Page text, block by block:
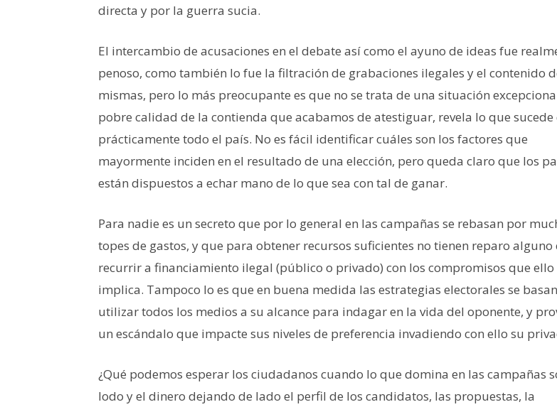
directa y por la guerra sucia.
El intercambio de acusaciones en el debate así como el ayuno de ideas fue
penoso, como también lo fue la filtración de grabaciones ilegales y el contenido
mismas, pero lo más preocupante es que no se trata de una situación
pobre calidad de la contienda que acabamos de atestiguar, revela lo que sucede
prácticamente todo el país. No es fácil identificar cuáles son los factores que
mayormente inciden en el resultado de una elección, pero queda claro que los
están dispuestos a echar mano de lo que sea con tal de ganar.
Para nadie es un secreto que por lo general en las campañas se rebasan por
topes de gastos, y que para obtener recursos suficientes no tienen reparo alguno
recurrir a financiamiento ilegal (público o privado) con los compromisos que ello
implica. Tampoco lo es que en buena medida las estrategias electorales se
utilizar todos los medios a su alcance para indagar en la vida del oponente, y
un escándalo que impacte sus niveles de preferencia invadiendo con ello su
¿Qué podemos esperar los ciudadanos cuando lo que domina en las campañas
lodo y el dinero dejando de lado el perfil de los candidatos, las propuestas, la